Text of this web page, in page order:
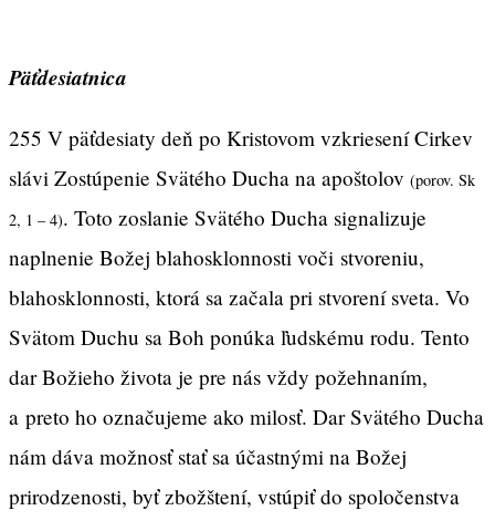
Päťdesiatnica
255 V päťdesiaty deň po Kristovom vzkriesení Cirkev
slávi Zostúpenie Svätého Ducha na apoštolov (porov. Sk
2, 1 – 4). Toto zoslanie Svätého Ducha signalizuje
naplnenie Božej blahosklonnosti voči stvoreniu,
blahosklonnosti, ktorá sa začala pri stvorení sveta. Vo
Svätom Duchu sa Boh ponúka ľudskému rodu. Tento
dar Božieho života je pre nás vždy požehnaním,
a preto ho označujeme ako milosť. Dar Svätého Ducha
nám dáva možnosť stať sa účastnými na Božej
prirodzenosti, byť zbožštení, vstúpiť do spoločenstva